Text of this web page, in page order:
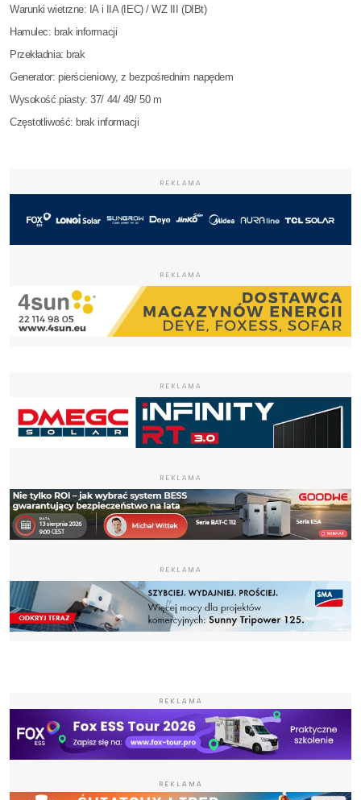
Warunki wietrzne: IA i IIA (IEC) / WZ III (DIBt)
Hamulec: brak informacji
Przekładnia: brak
Generator: pierścieniowy, z bezpośrednim napędem
Wysokość piasty: 37/ 44/ 49/ 50 m
Częstotliwość: brak informacji
REKLAMA
REKLAMA
REKLAMA
REKLAMA
REKLAMA
REKLAMA
REKLAMA